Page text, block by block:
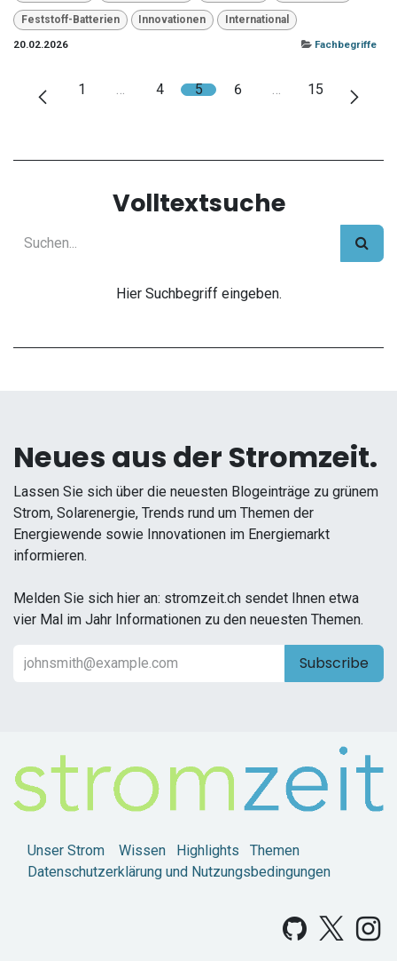
Feststoff-Batterien Innovationen
International
20.02.2026
Fachbegriffe
1 4 5 6 15
Volltextsuche
Hier Suchbegriff eingeben.
Neues aus der Stromzeit.
Lassen Sie sich über die neuesten Blogeinträge zu grünem
Strom, Solarenergie, Trends rund um Themen der
Energiewende sowie Innovationen im Energiemarkt
informieren.
Melden Sie sich hier an: stromzeit.ch sendet Ihnen etwa
vier Mal im Jahr Informationen zu den neuesten Themen.
Subscribe
Unser Strom Wissen Highlights
Themen
Datenschutzerklärung und Nutzungsbedingungen